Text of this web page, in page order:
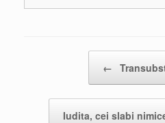
←
Iudita, cei slabi